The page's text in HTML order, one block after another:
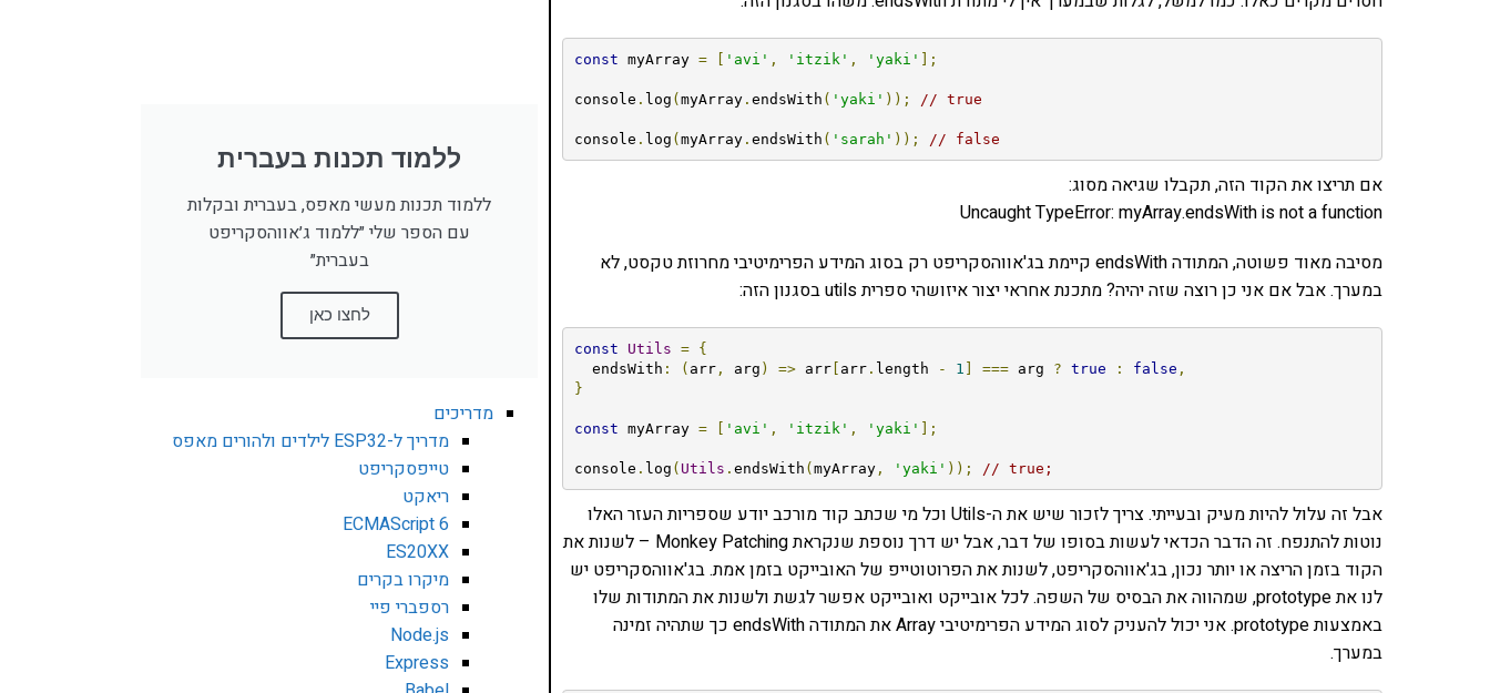
const myArray = [ 'avi' , 'itzik' , 'yaki' ];
console . log (myArray. endsWith ( 'yaki' )); // true
console . log (myArray. endsWith ( 'sarah' )); // false
אם תריצו את הקוד הזה, תקבלו שגיאה מסוג:
Uncaught TypeError: myArray.endsWith is not a function
מסיבה מאוד פשוטה, המתודה endsWith קיימת בג'אווהסקריפט רק בסוג המידע הפרימיטיבי מחרוזת טקסט, לא
במערך. אבל אם אני כן רוצה שזה יהיה? מתכנת אחראי יצור איזושהי ספרית utils בסגנון הזה:
const Utils =
{
  endsWith
: ( arr, arg ) => arr[ arr. length - 1 ] === arg ? true : false ,
}
const myArray = [ 'avi' , 'itzik' , 'yaki' ];
console . log ( Utils . endsWith (myArray, 'yaki' )); // true;
אבל זה עלול להיות מעיק ובעייתי. צריך לזכור שיש את ה-Utils וכל מי שכתב קוד מורכב יודע שספריות העזר האלו
נוטות להתנפח. זה הדבר הכדאי לעשות בסופו של דבר, אבל יש דרך נוספת שנקראת Monkey Patching – לשנות את
הקוד בזמן הריצה או יותר נכון, בג'אווהסקריפט, לשנות את הפרוטוטייפ של האובייקט בזמן אמת. בג'אווהסקריפט יש
לנו את prototype, שמהווה את הבסיס של השפה. לכל אובייקט ואובייקט אפשר לגשת ולשנות את המתודות שלו
באמצעות prototype. אני יכול להעניק לסוג המידע הפרימיטיבי Array את המתודה endsWith כך שתהיה זמינה
במערך.
ללמוד תכנות בעברית
ללמוד תכנות מעשי מאפס, בעברית ובקלות
עם הספר שלי ״ללמוד ג׳אווהסקריפט
בעברית״
לחצו כאן
מדריכים
מדריך ל-ESP32 לילדים ולהורים מאפס
טייפסקריפט
ריאקט
ECMAScript 6
ES20XX
מיקרו בקרים
רספברי פיי
Node.js
Express